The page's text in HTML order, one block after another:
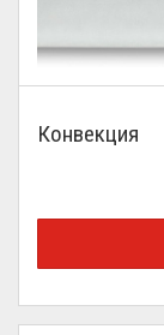
Конвекция